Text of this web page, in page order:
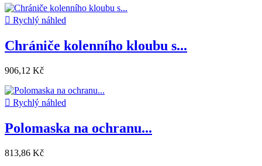
 Rychlý náhled
Chrániče kolenního kloubu s...
906,12 Kč
 Rychlý náhled
Polomaska na ochranu...
813,86 Kč